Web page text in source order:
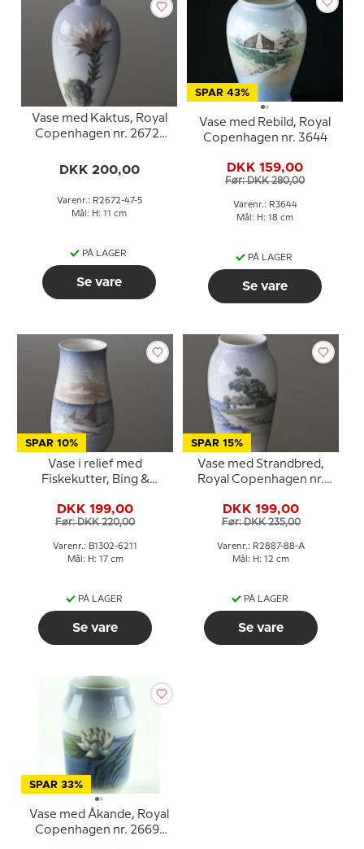
Vase med Kaktus, Royal
Copenhagen nr. 2672-
DKK 200,00
Varenr.: R2672-47-5
Mål: H: 11 cm
PÅ LAGER
Se vare
SPAR 43%
Vase med Rebild, Royal
Copenhagen nr. 3644
DKK 159,00
Før: DKK 280,00
Varenr.: R3644
Mål: H: 18 cm
PÅ LAGER
Se vare
SPAR 10%
Vase i relief med
Fiskekutter, Bing &
DKK 199,00
Før: DKK 220,00
Varenr.: B1302-6211
Mål: H: 17 cm
PÅ LAGER
Se vare
SPAR 15%
Vase med Strandbred,
Royal Copenhagen nr.
DKK 199,00
Før: DKK 235,00
Varenr.: R2887-88-A
Mål: H: 12 cm
PÅ LAGER
Se vare
SPAR 33%
Vase med Åkande, Royal
Copenhagen nr. 2669-